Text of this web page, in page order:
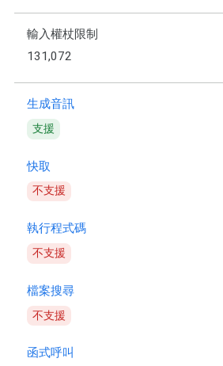
輸入權杖限制
131,072
生成音訊
支援
快取
不支援
執行程式碼
不支援
檔案搜尋
不支援
函式呼叫